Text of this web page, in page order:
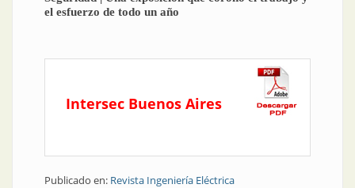
el esfuerzo de todo un año
Intersec Buenos Aires
Publicado en: Revista Ingeniería Eléctrica